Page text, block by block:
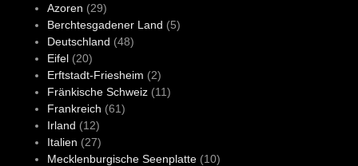
Azoren (29)
Berchtesgadener Land (5)
Deutschland (48)
Eifel(20)
Erftstadt-Friesheim (2)
Fränkische Schweiz(11)
Frankreich (61)
Irland (12)
Italien (27)
Mecklenburgische Seenplatte(10)